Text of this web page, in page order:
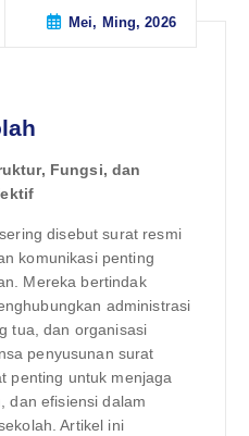
Mei, Ming, 2026
Fungsi, dan
disebut surat resmi
komunikasi penting
Mereka bertindak
administrasi
tua, dan organisasi
penyusunan surat
penting untuk menjaga
dan efisiensi dalam
Artikel ini